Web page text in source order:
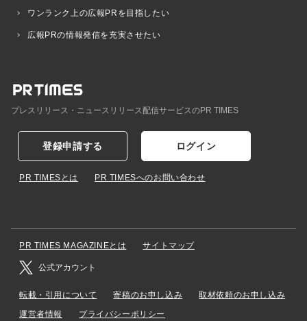
ワンランク上の広報PRを目指したい
広報PRの情報発信を充実させたい
プレスリリース・ニュースリリース配信サービスのPR TIMES
登録申請する ログイン
PR TIMESとは PR TIMESへのお問い合わせ
PR TIMES MAGAZINEとは サイトマップ
公式アカウント
転載・引用について 寄稿のお申し込み
取材依頼のお申し込み
運営者情報
プライバシーポリシー